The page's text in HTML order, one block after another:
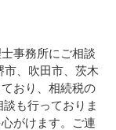
事務所にご相談
市、吹田市、茨木
おり、相続税の
も行っておりま
がけます。ご連